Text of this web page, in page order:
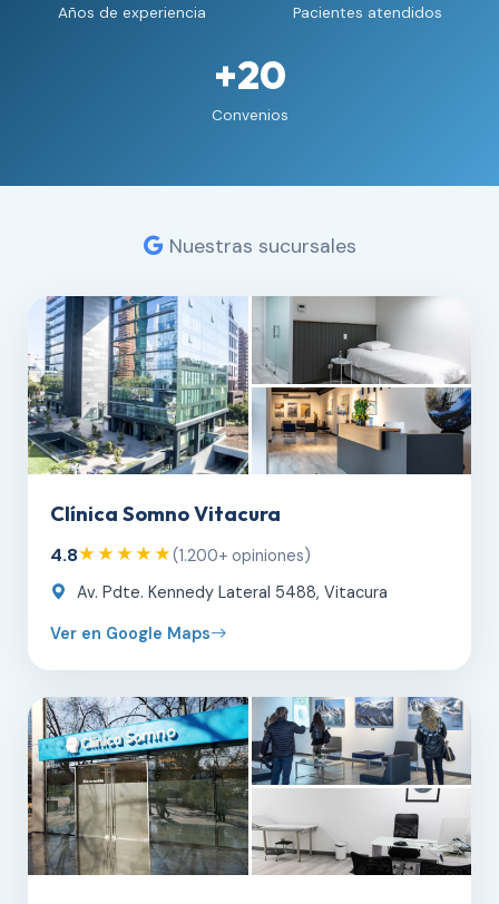
Años de experiencia Pacientes atendidos
+20
Convenios
Nuestras sucursales
Clínica Somno Vitacura
4.8★★★★★(1.200+ opiniones)
Av. Pdte. Kennedy Lateral 5488, Vitacura
Ver en Google Maps